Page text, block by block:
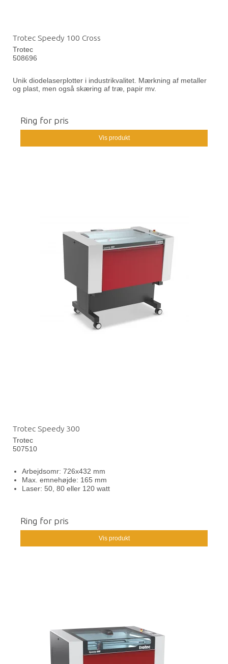
Trotec Speedy 100 Cross
Trotec
508696
Unik diodelaserplotter i industrikvalitet. Mærkning af metaller
og plast, men også skæring af træ, papir mv.
Ring for pris
Vis produkt
Trotec Speedy 300
Trotec
507510
Arbejdsomr: 726x432 mm
Max. emnehøjde: 165 mm
Laser: 50, 80 eller 120 watt
Ring for pris
Vis produkt